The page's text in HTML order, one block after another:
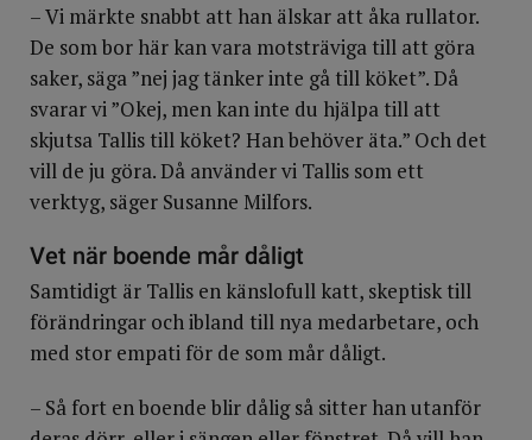
– Vi märkte snabbt att han älskar att åka rullator.
De som bor här kan vara motsträviga till att göra
saker, säga ”nej jag tänker inte gå till köket”. Då
svarar vi ”Okej, men kan inte du hjälpa till att
skjutsa Tallis till köket? Han behöver äta.” Och det
vill de ju göra. Då använder vi Tallis som ett
verktyg, säger Susanne Milfors.
Vet när boende mår dåligt
Samtidigt är Tallis en känslofull katt, skeptisk till
förändringar och ibland till nya medarbetare, och
med stor empati för de som mår dåligt.
– Så fort en boende blir dålig så sitter han utanför